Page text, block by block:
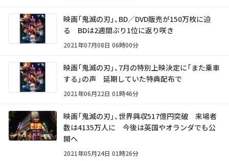
映画「鬼滅の刃」、BD／DVD販売が150万枚に迫
る BDは2週間ぶり1位に返り咲き
2021年07月08日 06時00分
映画「鬼滅の刃」、7月の特別上映決定に「また乗車
する」の声 延期していた特典配布で
2021年06月22日 01時46分
映画「鬼滅の刃」、世界興収517億円突破 来場者
数は4135万人に 今後は英国やオランダでも公
開へ
2021年05月24日 01時26分